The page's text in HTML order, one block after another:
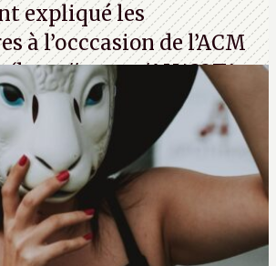
expliqué les
à l’occcasion de l’ACM
(http://cpc.cx/AH432T1
photo : Pexels - Tyler